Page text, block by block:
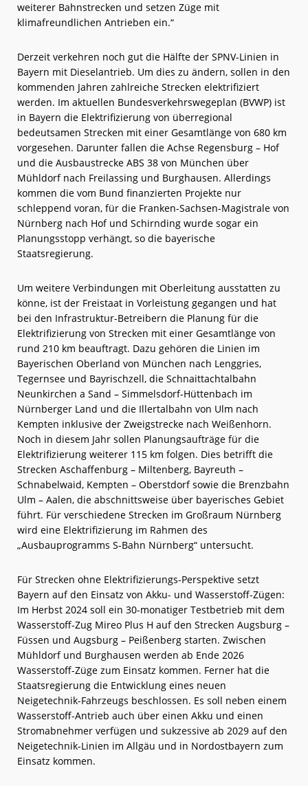
weiterer Bahnstrecken und setzen Züge mit
klimafreundlichen Antrieben ein.“
Derzeit verkehren noch gut die Hälfte der SPNV-Linien in
Bayern mit Dieselantrieb. Um dies zu ändern, sollen in den
kommenden Jahren zahlreiche Strecken elektrifiziert
werden. Im aktuellen Bundesverkehrswegeplan (BVWP) ist
in Bayern die Elektrifizierung von überregional
bedeutsamen Strecken mit einer Gesamtlänge von 680 km
vorgesehen. Darunter fallen die Achse Regensburg – Hof
und die Ausbaustrecke ABS 38 von München über
Mühldorf nach Freilassing und Burghausen. Allerdings
kommen die vom Bund finanzierten Projekte nur
schleppend voran, für die Franken-Sachsen-Magistrale von
Nürnberg nach Hof und Schirnding wurde sogar ein
Planungsstopp verhängt, so die bayerische
Staatsregierung.
Um weitere Verbindungen mit Oberleitung ausstatten zu
könne, ist der Freistaat in Vorleistung gegangen und hat
bei den Infrastruktur-Betreibern die Planung für die
Elektrifizierung von Strecken mit einer Gesamtlänge von
rund 210 km beauftragt. Dazu gehören die Linien im
Bayerischen Oberland von München nach Lenggries,
Tegernsee und Bayrischzell, die Schnaittachtalbahn
Neunkirchen a Sand – Simmelsdorf-Hüttenbach im
Nürnberger Land und die Illertalbahn von Ulm nach
Kempten inklusive der Zweigstrecke nach Weißenhorn.
Noch in diesem Jahr sollen Planungsaufträge für die
Elektrifizierung weiterer 115 km folgen. Dies betrifft die
Strecken Aschaffenburg – Miltenberg, Bayreuth –
Schnabelwaid, Kempten – Oberstdorf sowie die Brenzbahn
Ulm – Aalen, die abschnittsweise über bayerisches Gebiet
führt. Für verschiedene Strecken im Großraum Nürnberg
wird eine Elektrifizierung im Rahmen des
„Ausbauprogramms S-Bahn Nürnberg“ untersucht.
Für Strecken ohne Elektrifizierungs-Perspektive setzt
Bayern auf den Einsatz von Akku- und Wasserstoff-Zügen:
Im Herbst 2024 soll ein 30-monatiger Testbetrieb mit dem
Wasserstoff-Zug Mireo Plus H auf den Strecken Augsburg –
Füssen und Augsburg – Peißenberg starten. Zwischen
Mühldorf und Burghausen werden ab Ende 2026
Wasserstoff-Züge zum Einsatz kommen. Ferner hat die
Staatsregierung die Entwicklung eines neuen
Neigetechnik-Fahrzeugs beschlossen. Es soll neben einem
Wasserstoff-Antrieb auch über einen Akku und einen
Stromabnehmer verfügen und sukzessive ab 2029 auf den
Neigetechnik-Linien im Allgäu und in Nordostbayern zum
Einsatz kommen.